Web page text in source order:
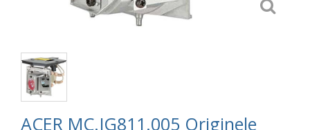
ACER MC.JG811.005 Originele